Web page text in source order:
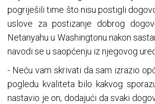
pogriješili time što nisu postigli
uslove za postizanje dobrog
Netanyahu u Washingtonu nakon
navodi se u saopćenju iz njegovog
- Neću vam skrivati ​​da sam izrazio
pogledu kvaliteta bilo kakvog
nastavio je on, dodajući da svaki